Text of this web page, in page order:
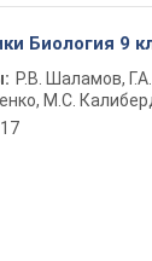
Биология 9
Р.В. Шаламов,
М.С.